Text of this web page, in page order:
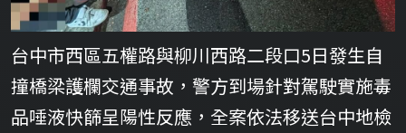
台中市西區五權路與柳川西路二段口5日發生自
撞橋梁護欄交通事故，警方到場針對駕駛實施毒
品唾液快篩呈陽性反應，全案依法移送台中地檢